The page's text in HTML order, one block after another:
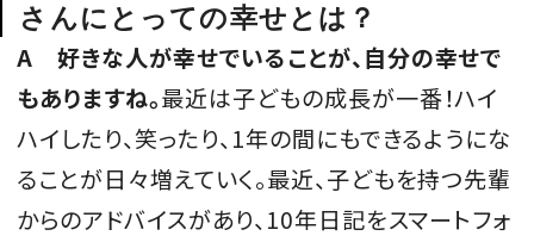
さんにとっての幸せとは？
A
好きな人が幸せでいることが、自分の幸せで
もありますね。最近は子どもの成長が一番！ハイ
ハイしたり、笑ったり、1年の間にもできるようにな
ることが日々増えていく。最近、子どもを持つ先輩
からのアドバイスがあり、10年日記をスマートフォ